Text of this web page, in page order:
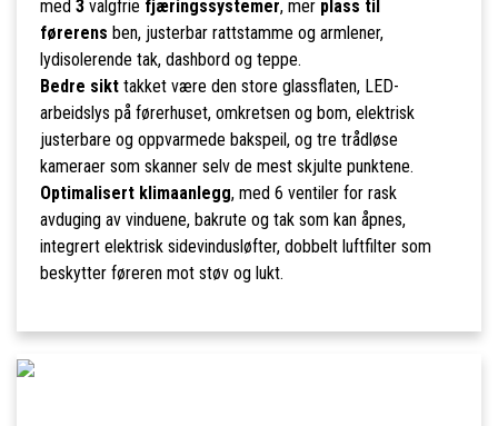
med 3valgfrie fjæringssystemer, mer plass til
førerens ben, justerbar rattstamme og armlener,
lydisolerende tak, dashbord og teppe.
Bedre sikttakket være den store glassflaten, LED-
arbeidslys på førerhuset, omkretsen og bom, elektrisk
justerbare og oppvarmede bakspeil, og tre trådløse
kameraer som skanner selv de mest skjulte punktene.
Optimalisert klimaanlegg, med 6 ventiler for rask
avduging av vinduene, bakrute og tak som kan åpnes,
integrert elektrisk sidevindusløfter, dobbelt luftfilter som
beskytter føreren mot støv og lukt.